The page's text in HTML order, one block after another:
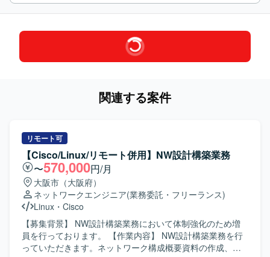
関連する案件
リモート可
【Cisco/Linux/リモート併用】NW設計構築業務
〜570,000円/月
大阪市（大阪府）
ネットワークエンジニア(業務委託・フリーランス)
Linux ・ Cisco
【募集背景】 NW設計構築業務において体制強化のため増
員を行っております。 【作業内容】 NW設計構築業務を行
っていただきます。ネットワーク構成概要資料の作成、物